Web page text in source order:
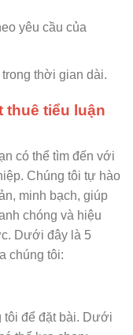
yêu cầu của
thời gian dài.
thuê tiểu luận
có thể tìm đến với
Chúng tôi tự hào
minh bạch, giúp
chóng và hiệu
Dưới đây là 5
chúng tôi:
tôi để đặt bài. Dưới